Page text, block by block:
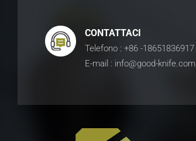
CONTATTACI
Telefono : +86 -18651836917
E-mail : info@good-knife.com